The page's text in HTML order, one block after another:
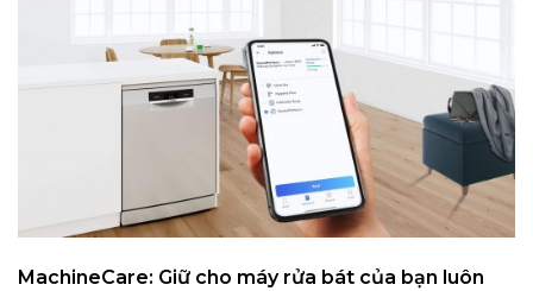
MachineCare: Giữ cho máy rửa bát của bạn luôn